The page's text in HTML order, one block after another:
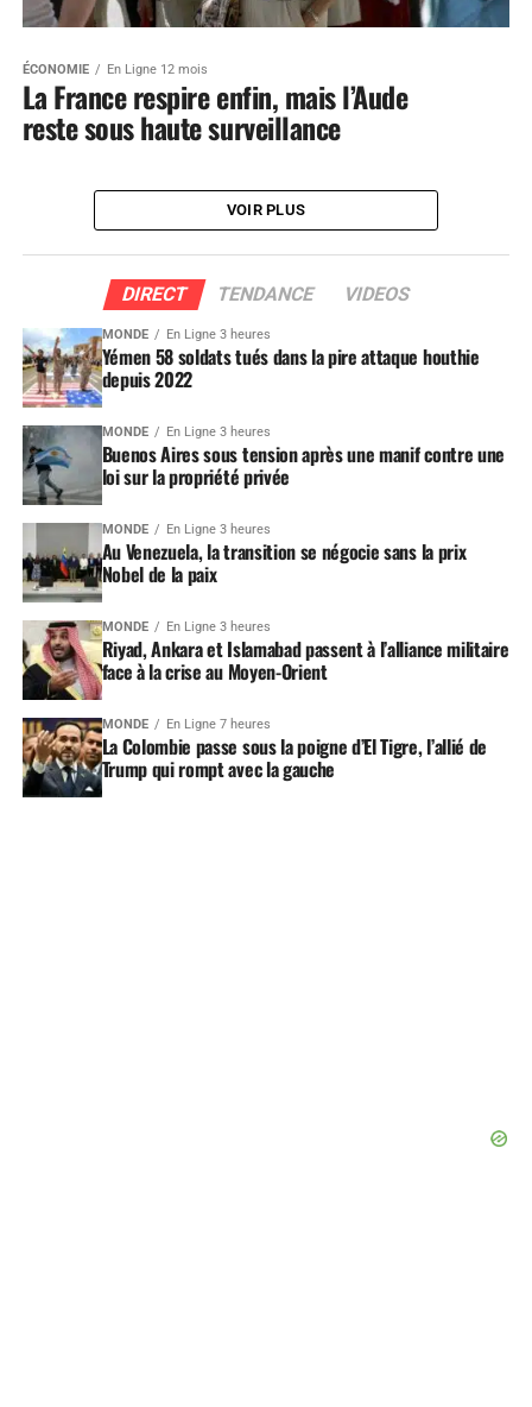
ÉCONOMIE En Ligne 12 mois
La France respire enfin, mais l’Aude
reste sous haute surveillance
VOIR PLUS
DIRECT TENDANCE VIDEOS
MONDE En Ligne 3 heures
Yémen 58 soldats tués dans la pire attaque houthie
depuis 2022
MONDE En Ligne 3 heures
Buenos Aires sous tension après une manif contre une
loi sur la propriété privée
MONDE En Ligne 3 heures
Au Venezuela, la transition se négocie sans la prix
Nobel de la paix
MONDE En Ligne 3 heures
Riyad, Ankara et Islamabad passent à l’alliance militaire
face à la crise au Moyen-Orient
MONDE En Ligne 7 heures
La Colombie passe sous la poigne d’El Tigre, l’allié de
Trump qui rompt avec la gauche